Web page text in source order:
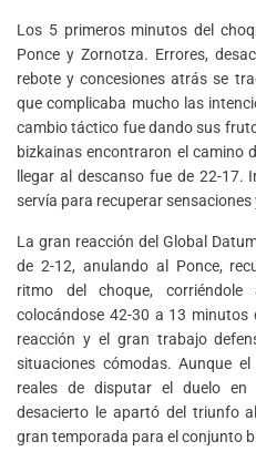
Los 5 primeros minutos del
Ponce y Zornotza. Errores,
rebote y concesiones atrás se
que complicaba mucho las
cambio táctico fue dando sus
bizkainas encontraron el camino
llegar al descanso fue de 22-
servía para recuperar
La gran reacción del Global
de 2-12, anulando al Ponce,
ritmo del choque, corriéndole
colocándose 42-30 a 13 minutos
reacción y el gran trabajo
situaciones cómodas. Aunque
reales de disputar el duelo
desacierto le apartó del triunfo
gran temporada para el conjunto